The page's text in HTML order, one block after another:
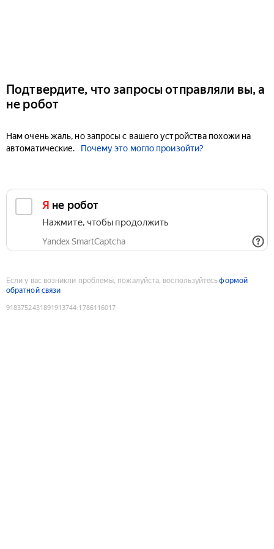
Подтвердите, что запросы отправляли вы, а
не робот
Нам очень жаль, но запросы с вашего устройства похожи на
автоматические.
Почему это могло произойти?
Я не робот
Нажмите, чтобы продолжить
Yandex SmartCaptcha
Если у вас возникли проблемы, пожалуйста, воспользуйтесьформой
обратной связи
9183752431891913744:1786116017